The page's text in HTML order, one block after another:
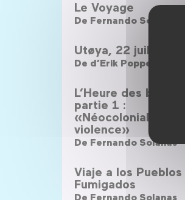
Le Voyage
De Fernando Solanas
Utøya, 22 juillet
De d’Erik Poppe
L’Heure des brasiers
partie 1 :
«Néocolonialisme et
violence»
De Fernando Solanas
Viaje a los Pueblos
Fumigados
De Fernando Solanas